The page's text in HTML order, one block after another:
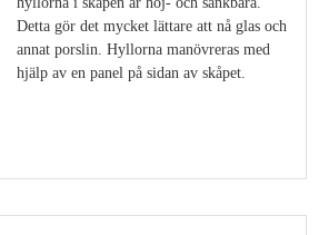
Detta gör det mycket lättare att nå glas och
annat porslin. Hyllorna manövreras med
hjälp av en panel på sidan av skåpet.